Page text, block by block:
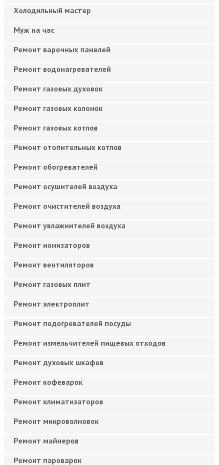
Холодильный мастер
Муж на час
Ремонт варочных панелей
Ремонт водонагревателей
Ремонт газовых духовок
Ремонт газовых колонок
Ремонт газовых котлов
Ремонт отопительных котлов
Ремонт обогревателей
Ремонт осушителей воздуха
Ремонт очистителей воздуха
Ремонт увлажнителей воздуха
Ремонт ионизаторов
Ремонт вентиляторов
Ремонт газовых плит
Ремонт электроплит
Ремонт подогревателей посуды
Ремонт измельчителей пищевых отходов
Ремонт духовых шкафов
Ремонт кофеварок
Ремонт климатизаторов
Ремонт микроволновок
Ремонт майнеров
Ремонт пароварок